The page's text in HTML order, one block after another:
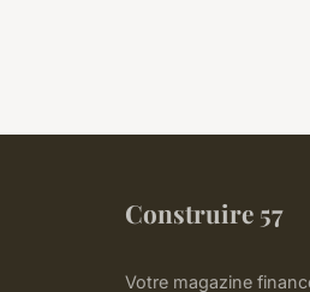
Construire 57
Votre magazine